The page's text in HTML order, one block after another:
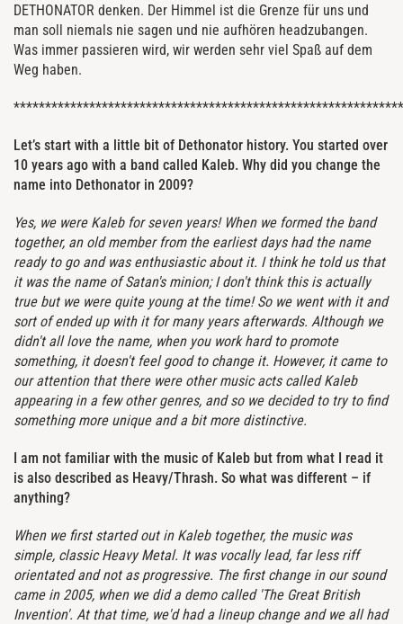
DETHONATOR denken. Der Himmel ist die Grenze für uns und
man soll niemals nie sagen und nie aufhören headzubangen.
Was immer passieren wird, wir werden sehr viel Spaß auf dem
Weg haben.
Let’s start with a little bit of Dethonator history. You started over
10 years ago with a band called Kaleb. Why did you change the
name into Dethonator in 2009?
Yes, we were Kaleb for seven years! When we formed the band
together, an old member from the earliest days had the name
ready to go and was enthusiastic about it. I think he told us that
it was the name of Satan's minion; I don't think this is actually
true but we were quite young at the time! So we went with it and
sort of ended up with it for many years afterwards. Although we
didn't all love the name, when you work hard to promote
something, it doesn't feel good to change it. However, it came to
our attention that there were other music acts called Kaleb
appearing in a few other genres, and so we decided to try to find
something more unique and a bit more distinctive.
I am not familiar with the music of Kaleb but from what I read it
is also described as Heavy/Thrash. So what was different – if
anything?
When we first started out in Kaleb together, the music was
simple, classic Heavy Metal. It was vocally lead, far less riff
orientated and not as progressive. The first change in our sound
came in 2005, when we did a demo called 'The Great British
Invention'. At that time, we'd had a lineup change and we all had